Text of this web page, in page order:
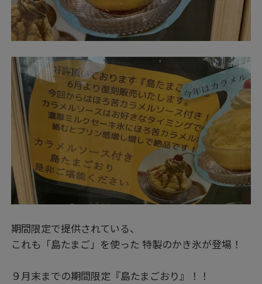
期間限定で提供されている、
これも「島たまご」を使った 特製のかき氷が登場！
９月末までの期間限定『島たまごおり』！！